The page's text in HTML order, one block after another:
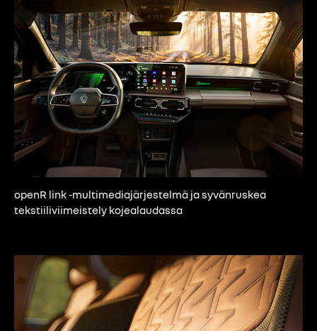
openR link -multimediajärjestelmä ja syvänruskea
tekstiiliviimeistely kojealaudassa